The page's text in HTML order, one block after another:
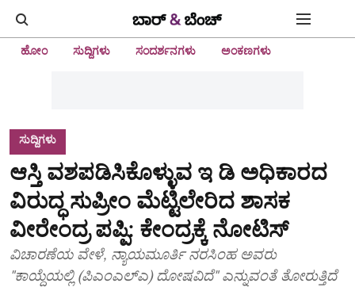
ಹೋಂ ಸುದ್ದಿಗಳು ಸಂದರ್ಶನಗಳು ಅಂಕಣಗಳು
ಸುದ್ದಿಗಳು
ಆಸ್ತಿ ವಶಪಡಿಸಿಕೊಳ್ಳುವ ಇ ಡಿ ಅಧಿಕಾರದ
ವಿರುದ್ಧ ಸುಪ್ರೀಂ ಮೆಟ್ಟಿಲೇರಿದ ಶಾಸಕ
ವೀರೇಂದ್ರ ಪಪ್ಪಿ: ಕೇಂದ್ರಕ್ಕೆ ನೋಟಿಸ್
ವಿಚಾರಣೆಯ ವೇಳೆ, ನ್ಯಾಯಮೂರ್ತಿ ನರಸಿಂಹ ಅವರು
"ಕಾಯ್ದೆಯಲ್ಲಿ (ಪಿಎಂಎಲ್‌ಎ) ದೋಷವಿದೆ" ಎನ್ನುವಂತೆ ತೋರುತ್ತಿದೆ